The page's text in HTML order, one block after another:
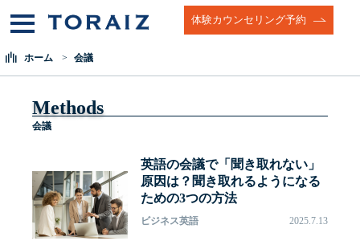
体験カウンセリング予約
ホーム 会議
Methods
会議
英語の会議で「聞き取れない」
原因は？聞き取れるようになる
ための3つの方法
ビジネス英語 2025.7.13